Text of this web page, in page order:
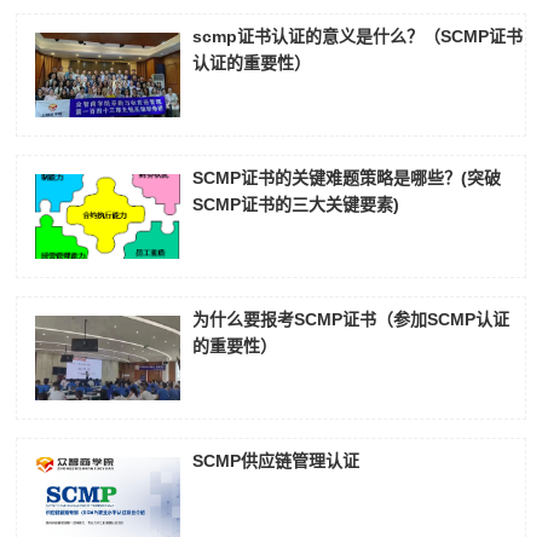
scmp证书认证的意义是什么？（SCMP证书
认证的重要性）
SCMP证书的关键难题策略是哪些？(突破
SCMP证书的三大关键要素)
为什么要报考SCMP证书（参加SCMP认证
的重要性）
SCMP供应链管理认证